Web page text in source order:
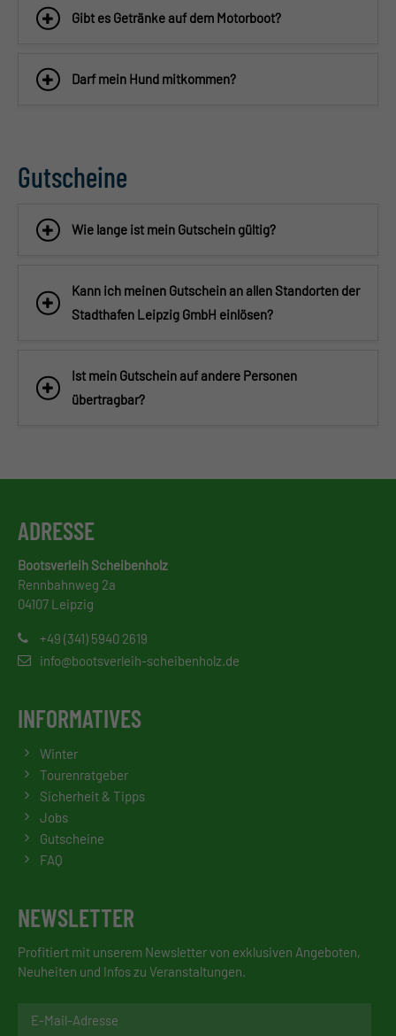
Gibt es Getränke auf dem Motorboot?
Darf mein Hund mitkommen?
Gutscheine
Wie lange ist mein Gutschein gültig?
Kann ich meinen Gutschein an allen Standorten der
Stadthafen Leipzig GmbH einlösen?
Ist mein Gutschein auf andere Personen
übertragbar?
ADRESSE
Bootsverleih Scheibenholz
Rennbahnweg 2a
04107 Leipzig
+49 (341) 5940 2619
info@bootsverleih-scheibenholz.de
INFORMATIVES
Winter
Tourenratgeber
Sicherheit & Tipps
Jobs
Gutscheine
FAQ
NEWSLETTER
Profitiert mit unserem Newsletter von exklusiven Angeboten,
Neuheiten und Infos zu Veranstaltungen.